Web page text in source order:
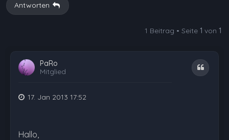
Antworten
1 Beitrag • Seite 1 von 1
PaRo
Mitglied
Zitat
17. Jan 2013 17:52
Hallo,